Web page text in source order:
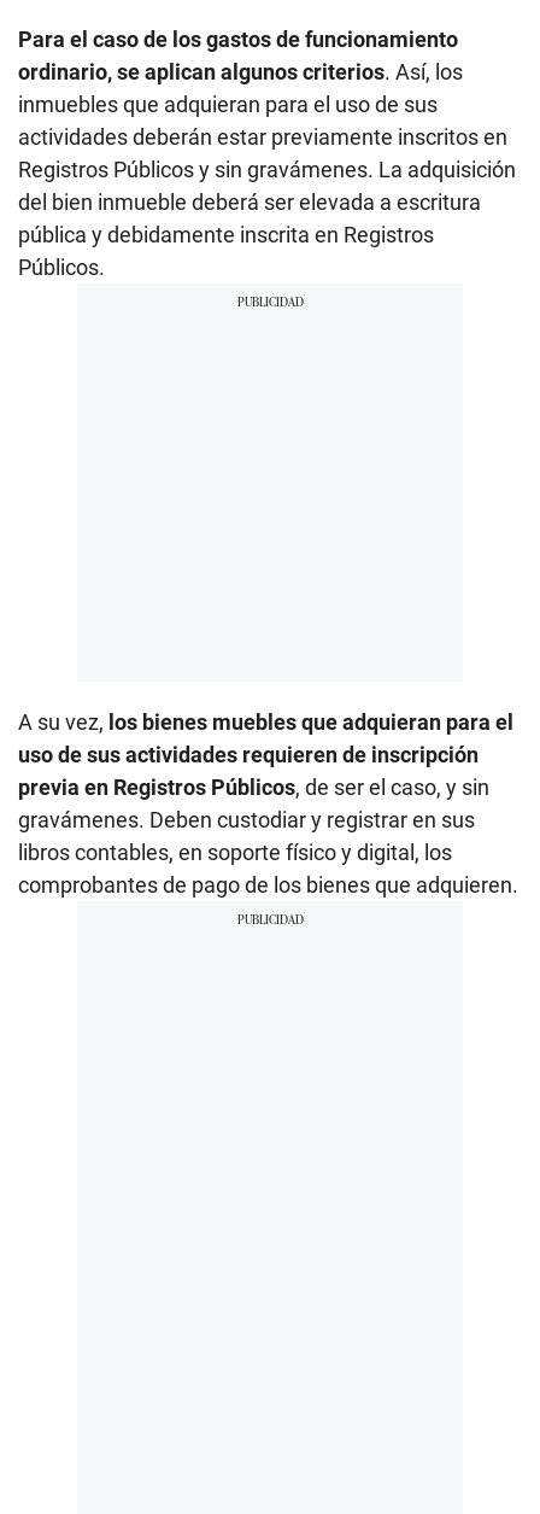
Para el caso de los gastos de funcionamiento
ordinario, se aplican algunos criterios. Así, los
inmuebles que adquieran para el uso de sus
actividades deberán estar previamente inscritos en
Registros Públicos y sin gravámenes. La adquisición
del bien inmueble deberá ser elevada a escritura
pública y debidamente inscrita en Registros
Públicos.
A su vez, los bienes muebles que adquieran para el
uso de sus actividades requieren de inscripción
previa en Registros Públicos, de ser el caso, y sin
gravámenes. Deben custodiar y registrar en sus
libros contables, en soporte físico y digital, los
comprobantes de pago de los bienes que adquieren.